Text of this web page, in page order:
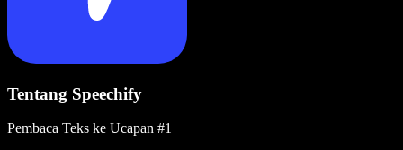
Tentang Speechify
Pembaca Teks ke Ucapan #1